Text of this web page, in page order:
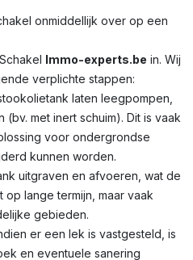
onmiddellijk over op een
Schakel Immo-experts.be in. Wij
verplichte stappen:
laten leegpompen,
met inert schuim). Dit is vaak
voor ondergrondse
kunnen worden.
uitgraven en afvoeren, wat de
lange termijn, maar vaak
gebieden.
er een lek is vastgesteld, is
en eventuele sanering